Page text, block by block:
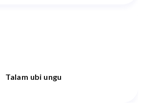
Talam ubi ungu